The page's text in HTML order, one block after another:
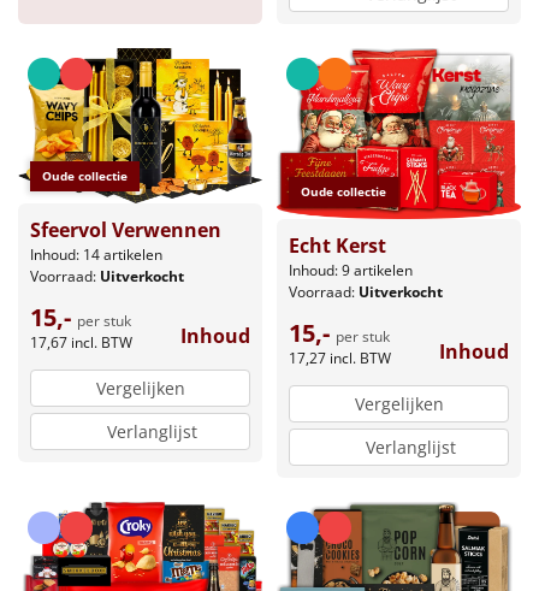
Oude collectie
Sfeervol Verwennen
Inhoud: 14 artikelen
Voorraad: Uitverkocht
15,- per stuk
17,67 incl. BTW Inhoud
Vergelijken
Verlanglijst
Oude collectie
Echt Kerst
Inhoud: 9 artikelen
Voorraad: Uitverkocht
15,- per stuk
17,27 incl. BTW Inhoud
Vergelijken
Verlanglijst